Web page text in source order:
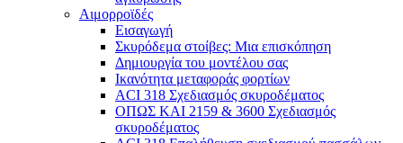
Αιμορροϊδές
Εισαγωγή
Σκυρόδεμα στοίβες: Μια επισκόπηση
Δημιουργία του μοντέλου σας
Ικανότητα μεταφοράς φορτίων
ACI 318 Σχεδιασμός σκυροδέματος
ΟΠΩΣ ΚΑΙ 2159 & 3600 Σχεδιασμός
σκυροδέματος